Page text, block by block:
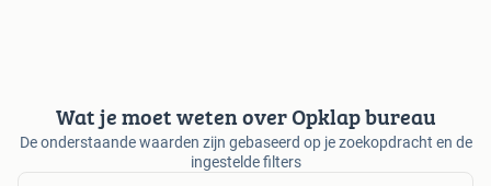
Wat je moet weten over Opklap bureau
De onderstaande waarden zijn gebaseerd op je zoekopdracht en de
ingestelde filters